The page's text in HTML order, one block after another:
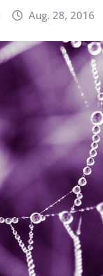
Aug. 28, 2016